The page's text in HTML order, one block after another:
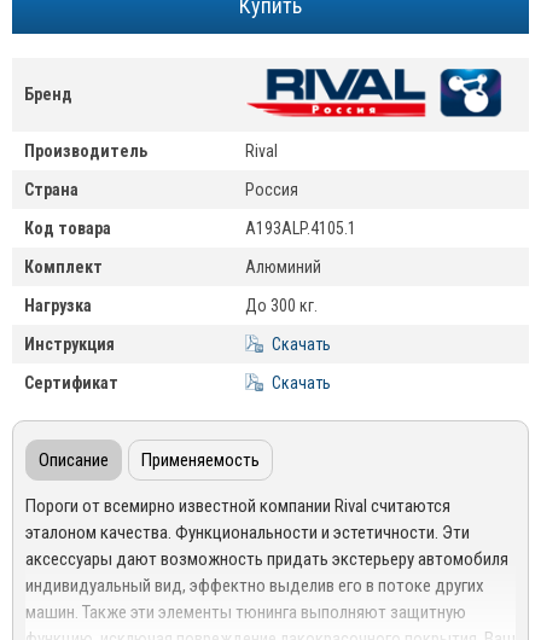
Бренд
Производитель
Rival
Страна
Россия
Код товара
A193ALP.4105.1
Комплект
Алюминий
Нагрузка
До 300 кг.
Инструкция
Скачать
Сертификат
Скачать
Описание Применяемость
Пороги от всемирно известной компании Rival считаются
эталоном качества. Функциональности и эстетичности. Эти
аксессуары дают возможность придать экстерьеру автомобиля
индивидуальный вид, эффектно выделив его в потоке других
машин. Также эти элементы тюнинга выполняют защитную